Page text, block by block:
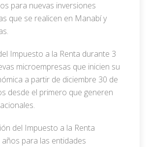
para nuevas inversiones
que se realicen en Manabí y
Impuesto a la Renta durante 3
microempresas que inicien su
a partir de diciembre 30 de
desde el primero que generen
del Impuesto a la Renta
para las entidades